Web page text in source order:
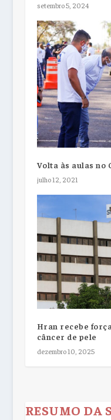
setembro 5, 2024
Volta às aulas no
julho 12, 2021
Hran recebe
câncer de pele
dezembro 10, 2025
RESUMO DA